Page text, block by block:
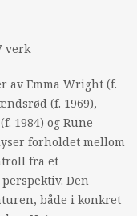
verk
av Emma Wright (f.
(f. 1969),
1984) og Rune
forholdet mellom
fra et
Den
både i konkret